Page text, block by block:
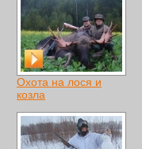
Охота на лося и
козла